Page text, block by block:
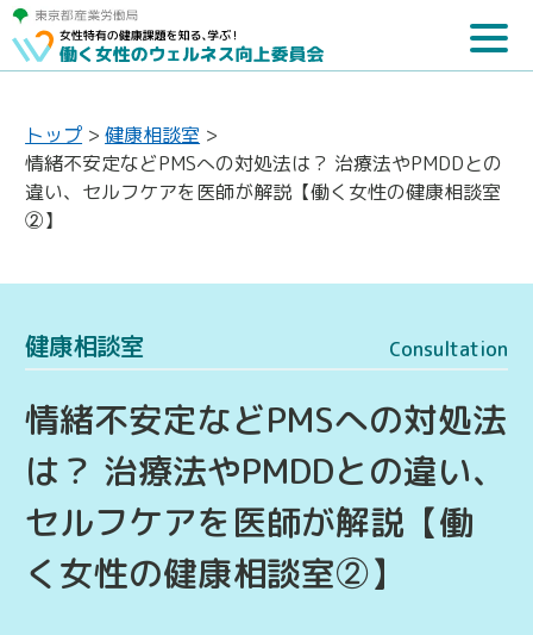
トップ >健康相談室 >
情緒不安定などPMSへの対処法は？ 治療法やPMDDとの
違い、セルフケアを医師が解説【働く女性の健康相談室
②】
健康相談室 Consultation
情緒不安定などPMSへの対処法
は？ 治療法やPMDDとの違い、
セルフケアを医師が解説【働
く女性の健康相談室②】